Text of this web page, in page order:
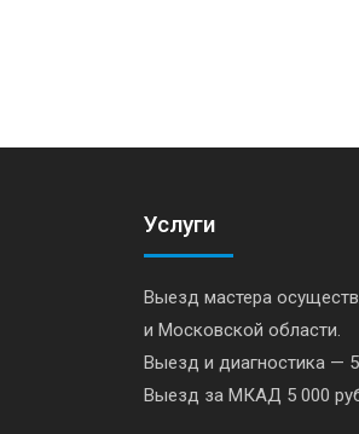
Услуги
Выезд мастера
и Московской области.
Выезд и диагностика —
Выезд за МКАД 5 000